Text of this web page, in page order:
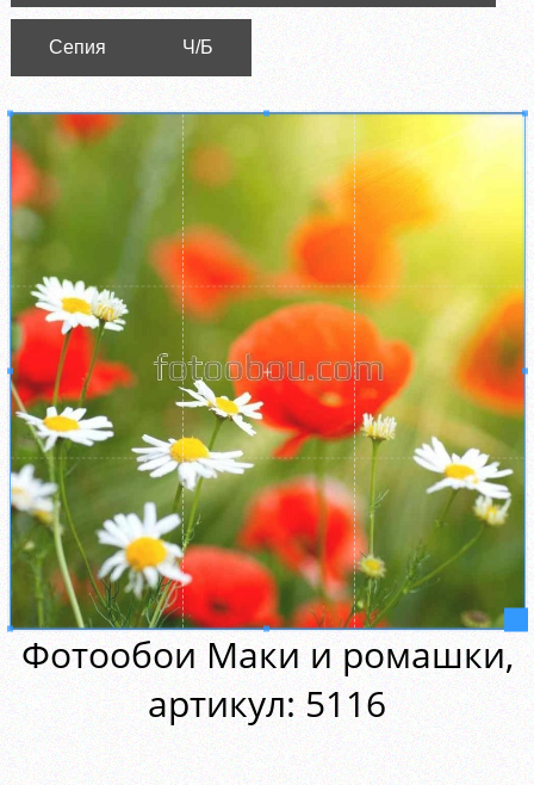
Сепия Ч/Б
Фотообои Маки и ромашки,
aртикул: 5116